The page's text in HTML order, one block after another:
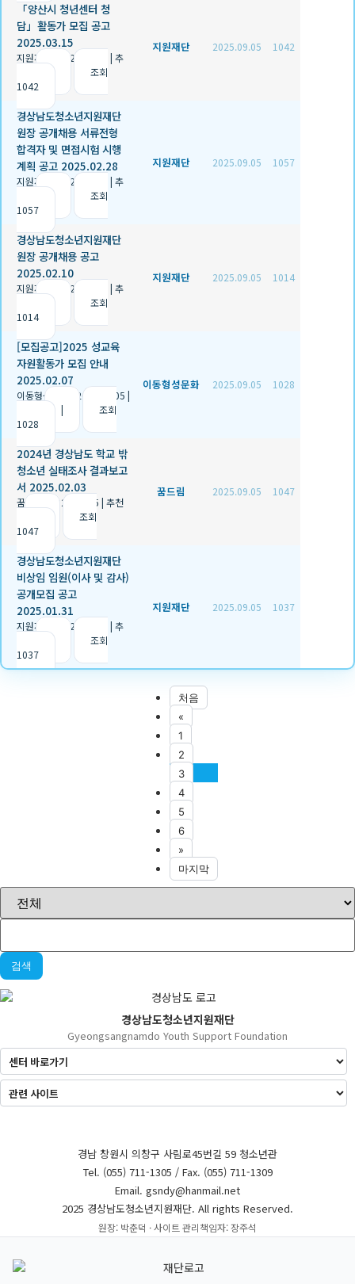
「양산시 청년센터 청
담」활동가 모집 공고
2025.03.15
지원재단 2025.09.05 | 추
|
조회
1042
지원재단 2025.09.05 1042
경상남도청소년지원재단
원장 공개채용 서류전형
합격자 및 면접시험 시행
계획 공고 2025.02.28
지원재단 2025.09.05 | 추
|
조회
1057
지원재단 2025.09.05 1057
경상남도청소년지원재단
원장 공개채용 공고
2025.02.10
지원재단 2025.09.05 | 추
|
조회
1014
지원재단 2025.09.05 1014
[모집공고]2025 성교육
자원활동가 모집 안내
2025.02.07
이동형성문화 2025.09.05 |
|
조회
1028
이동형성문화 2025.09.05 1028
2024년 경상남도 학교 밖
청소년 실태조사 결과보고
서 2025.02.03
꿈드림 2025.09.05 | 추천
조회
1047
꿈드림 2025.09.05 1047
경상남도청소년지원재단
비상임 임원(이사 및 감사)
공개모집 공고
2025.01.31
지원재단 2025.09.05 | 추
|
조회
1037
지원재단 2025.09.05 1037
처음
«
1
2
3
4
5
6
»
마지막
검색
경상남도청소년지원재단
Gyeongsangnamdo Youth Support Foundation
경남 창원시 의창구 사림로45번길 59 청소년관
Tel. (055) 711-1305 / Fax. (055) 711-1309
Email. gsndy@hanmail.net
2025 경상남도청소년지원재단. All rights Reserved.
원장: 박춘덕 · 사이트 관리책임자: 장주석